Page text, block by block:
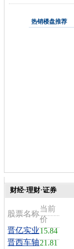
热销楼盘推荐
财经·理财·证券
股票名称
当前
价
晋亿实业15.84
晋西车轴21.81